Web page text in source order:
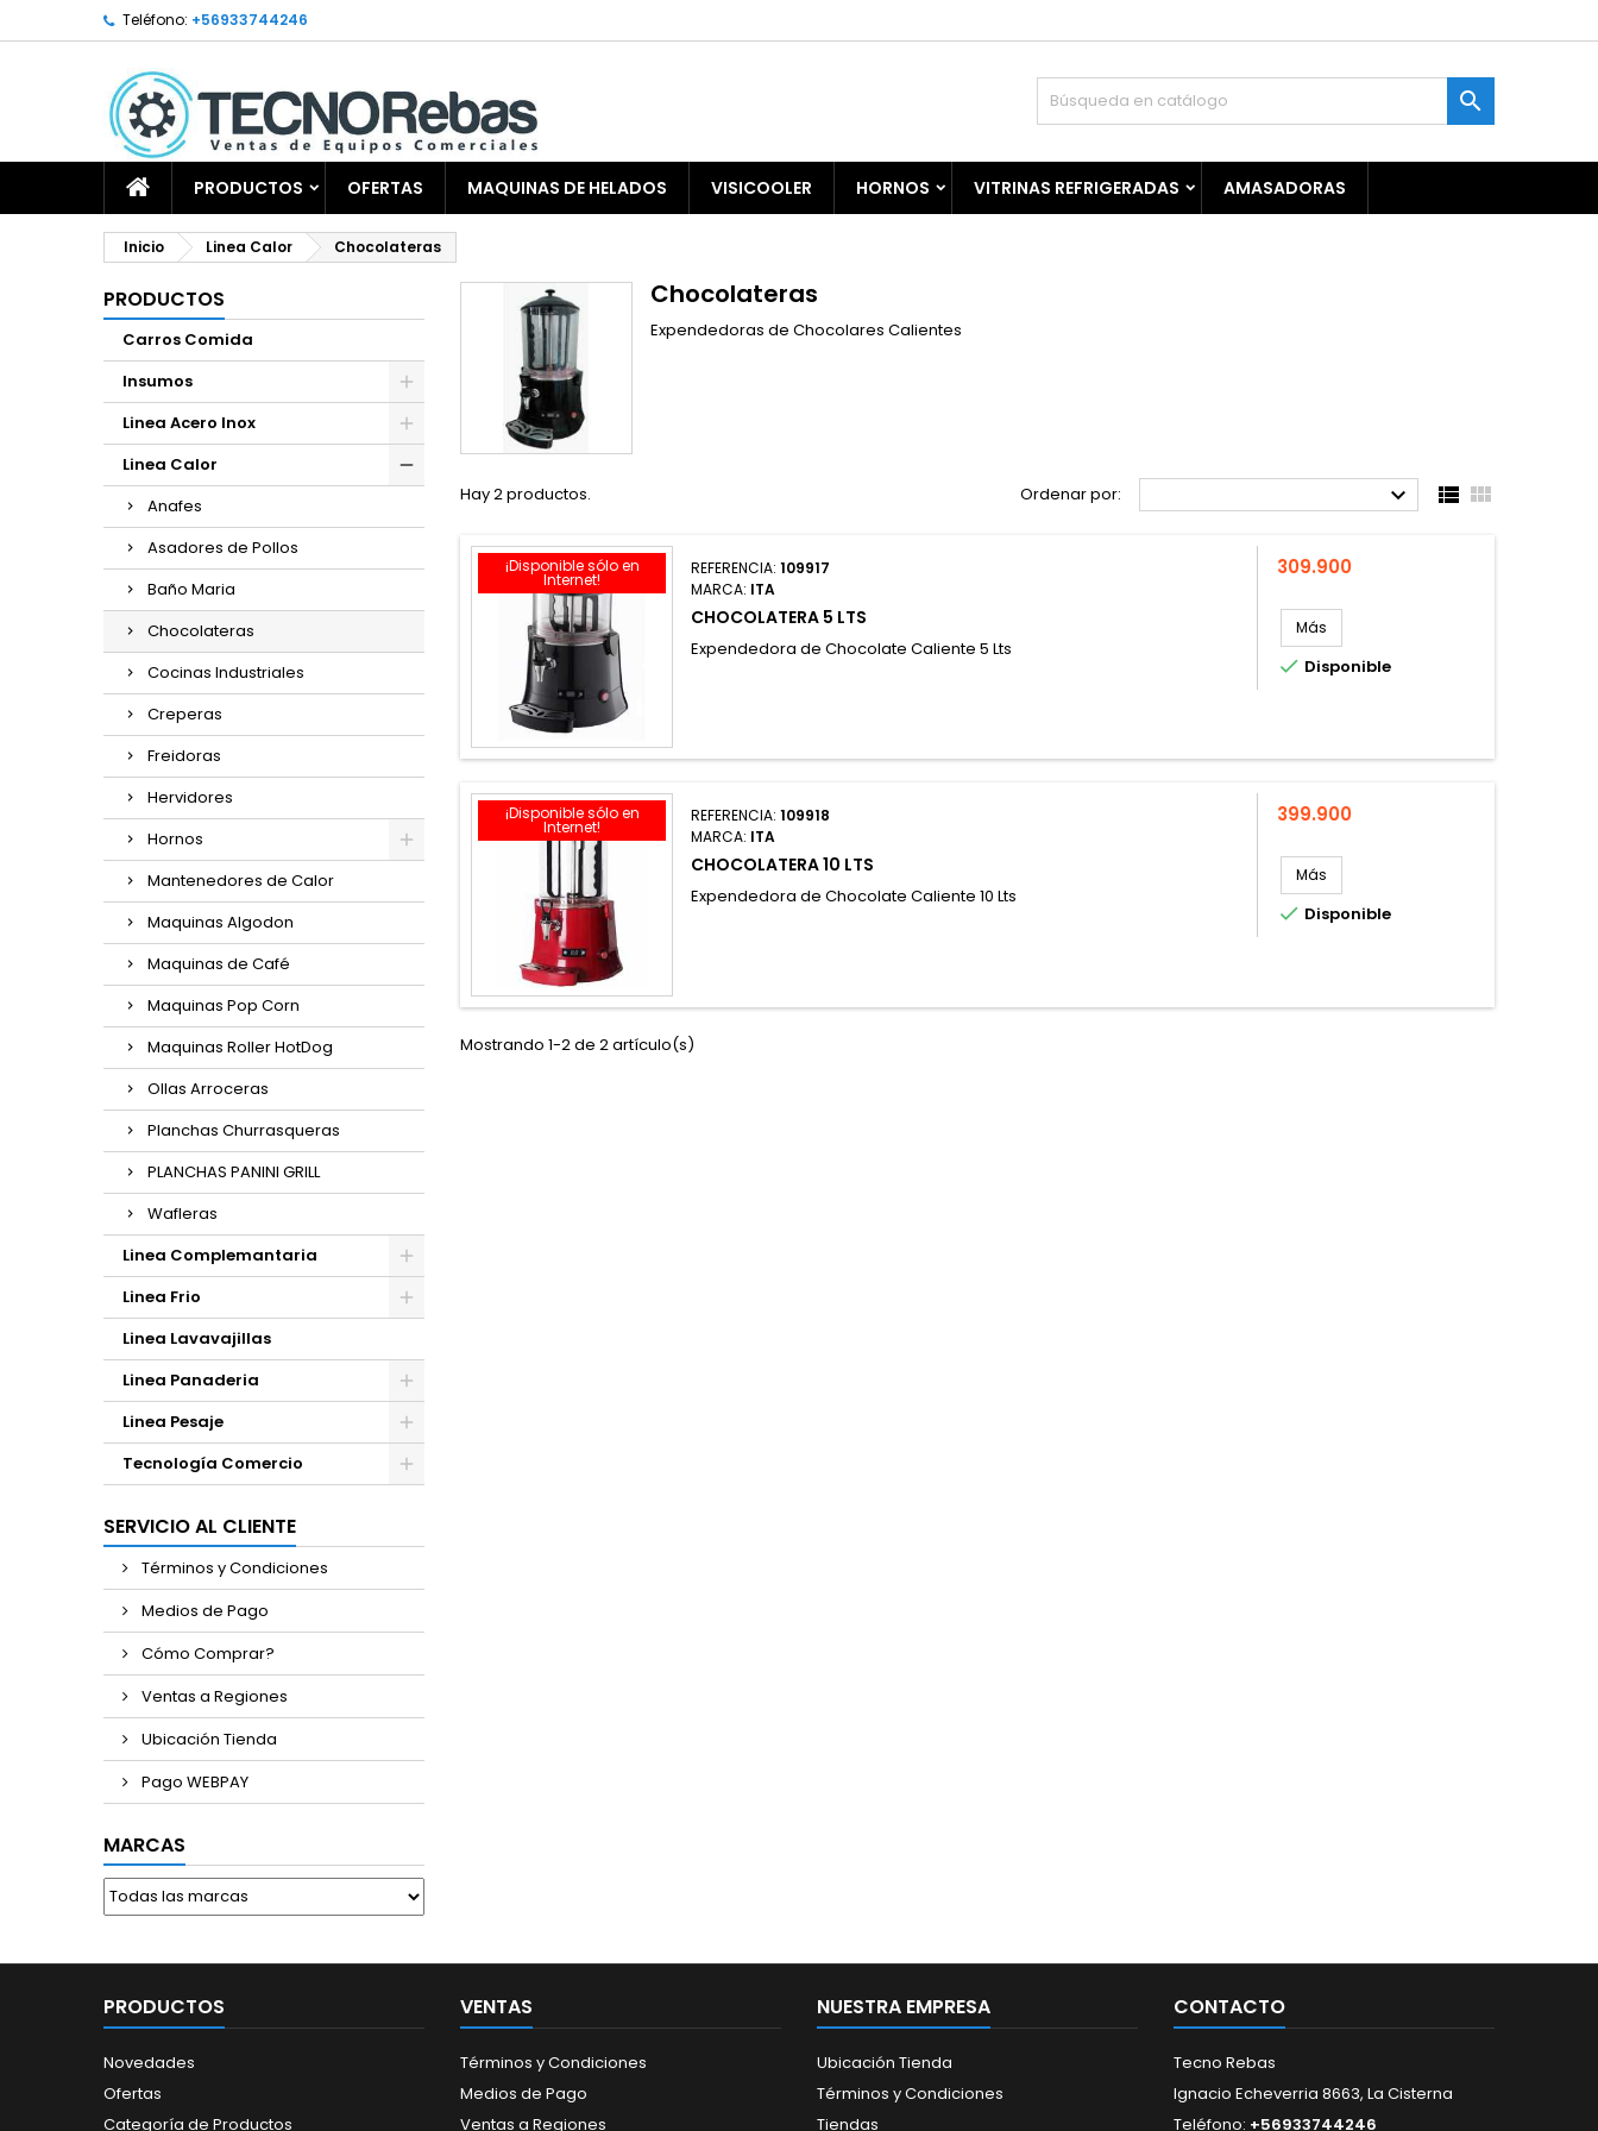
Teléfono: +56933744246

PRODUCTOS OFERTAS MAQUINAS DE HELADOS VISICOOLER HORNOS VITRINAS REFRIGERADAS AMASADORAS
Inicio Linea Calor Chocolateras
PRODUCTOS
Carros Comida
Insumos
Linea Acero Inox
Linea Calor
Anafes
Asadores de Pollos
Baño Maria
Chocolateras
Cocinas Industriales
Creperas
Freidoras
Hervidores
Hornos
Mantenedores de Calor
Maquinas Algodon
Maquinas de Café
Maquinas Pop Corn
Maquinas Roller HotDog
Ollas Arroceras
Planchas Churrasqueras
PLANCHAS PANINI GRILL
Wafleras
Linea Complemantaria
Linea Frio
Linea Lavavajillas
Linea Panaderia
Linea Pesaje
Tecnología Comercio
SERVICIO AL CLIENTE
Términos y Condiciones
Medios de Pago
Cómo Comprar?
Ventas a Regiones
Ubicación Tienda
Pago WEBPAY
MARCAS
Chocolateras
Expendedoras de Chocolares Calientes
Hay 2 productos. Ordenar por:   
¡Disponible sólo en
Internet!
REFERENCIA:109917
MARCA: ITA
CHOCOLATERA 5 LTS
Expendedora de Chocolate Caliente 5 Lts
Precio
309.900
Más
 Disponible
¡Disponible sólo en
Internet!
REFERENCIA:109918
MARCA: ITA
CHOCOLATERA 10 LTS
Expendedora de Chocolate Caliente 10 Lts
Precio
399.900
Más
 Disponible
Mostrando 1-2 de 2 artículo(s)
PRODUCTOS
Novedades
Ofertas
Categoría de Productos
VENTAS
Términos y Condiciones
Medios de Pago
Ventas a Regiones
NUESTRA EMPRESA
Ubicación Tienda
Términos y Condiciones
Tiendas
CONTACTO
Tecno Rebas
Ignacio Echeverria 8663, La Cisterna
Teléfono: +56933744246